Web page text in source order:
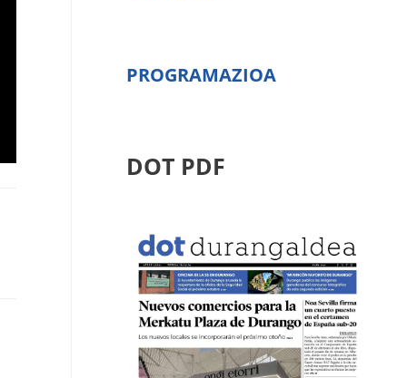
PROGRAMAZIOA
DOT PDF